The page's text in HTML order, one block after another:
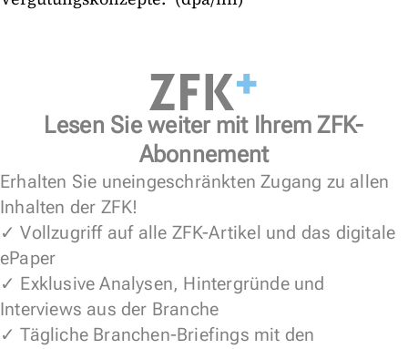
Lesen Sie weiter mit Ihrem ZFK-
Abonnement
Erhalten Sie uneingeschränkten Zugang zu allen
Inhalten der ZFK!
✓ Vollzugriff auf alle ZFK-Artikel und das digitale
ePaper
✓ Exklusive Analysen, Hintergründe und
Interviews aus der Branche
✓ Tägliche Branchen-Briefings mit den